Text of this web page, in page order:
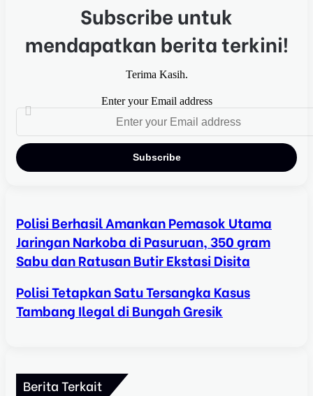
Subscribe untuk
mendapatkan berita terkini!
Terima Kasih.
Enter your Email address
Polisi Berhasil Amankan Pemasok Utama
Jaringan Narkoba di Pasuruan, 350 gram
Sabu dan Ratusan Butir Ekstasi Disita
Polisi Tetapkan Satu Tersangka Kasus
Tambang Ilegal di Bungah Gresik
Berita Terkait